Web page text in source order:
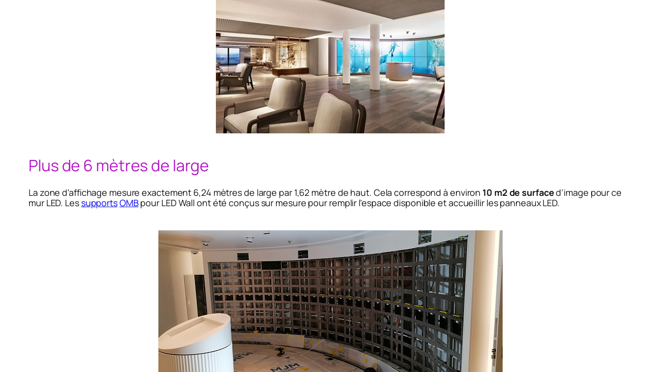
Plus de 6 mètres de large
La zone d’affichage mesure exactement 6,24 mètres de large par 1,62 mètre de haut. Cela correspond à environ 10 m2 de surfaced’image pour ce
mur LED. LessupportsOMBpour LED Wall ont été conçus sur mesure pour remplir l’espace disponible et accueillir les panneaux LED.